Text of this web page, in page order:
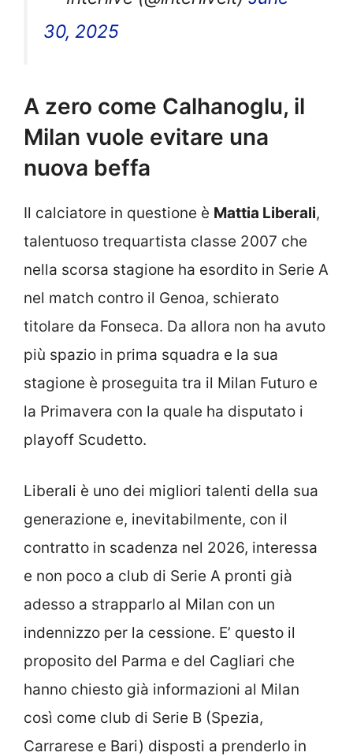
30, 2025
A zero come Calhanoglu, il
Milan vuole evitare una
nuova beffa
Il calciatore in questione è Mattia Liberali,
talentuoso trequartista classe 2007 che
nella scorsa stagione ha esordito in Serie A
nel match contro il Genoa, schierato
titolare da Fonseca. Da allora non ha avuto
più spazio in prima squadra e la sua
stagione è proseguita tra il Milan Futuro e
la Primavera con la quale ha disputato i
playoff Scudetto.
Liberali è uno dei migliori talenti della sua
generazione e, inevitabilmente, con il
contratto in scadenza nel 2026, interessa
e non poco a club di Serie A pronti già
adesso a strapparlo al Milan con un
indennizzo per la cessione. E’ questo il
proposito del Parma e del Cagliari che
hanno chiesto già informazioni al Milan
così come club di Serie B (Spezia,
Carrarese e Bari) disposti a prenderlo in